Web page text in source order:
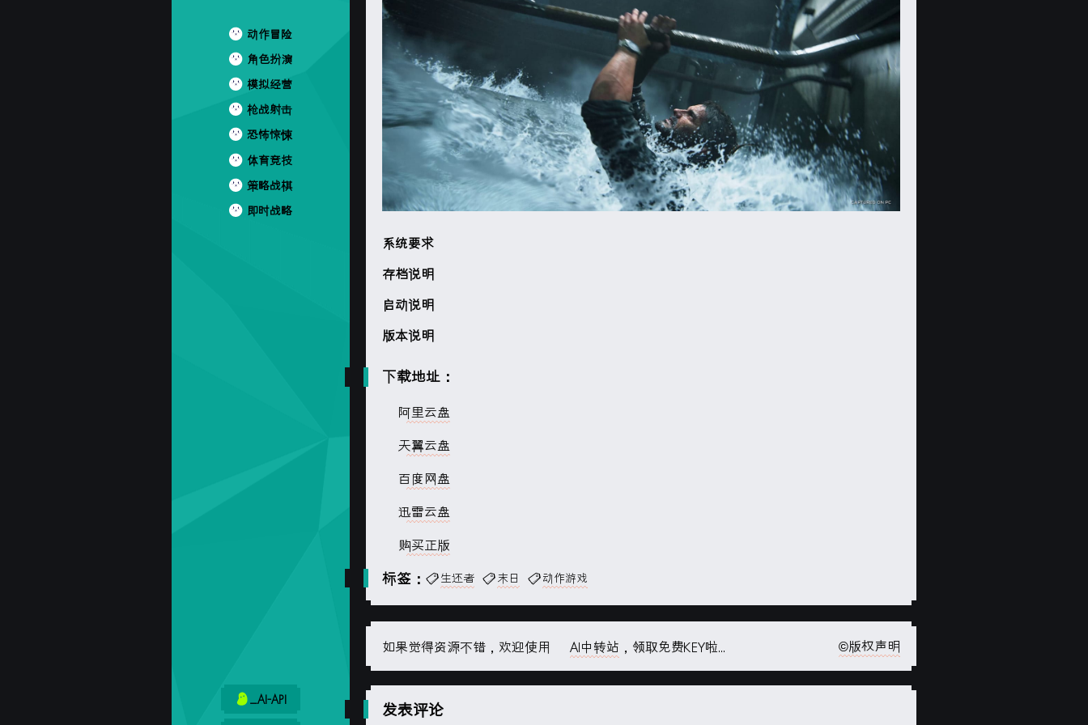
动作冒险
角色扮演
模拟经营
枪战射击
恐怖惊悚
体育竞技
策略战棋
即时战略
_AI-API
系统要求
存档说明
启动说明
版本说明
下载地址：
阿里云盘
天翼云盘
百度网盘
迅雷云盘
购买正版
标签： 生还者 末日 动作游戏
如果觉得资源不错，欢迎使用 AI中转站 ，领取免费KEY啦... ©版权声明
发表评论